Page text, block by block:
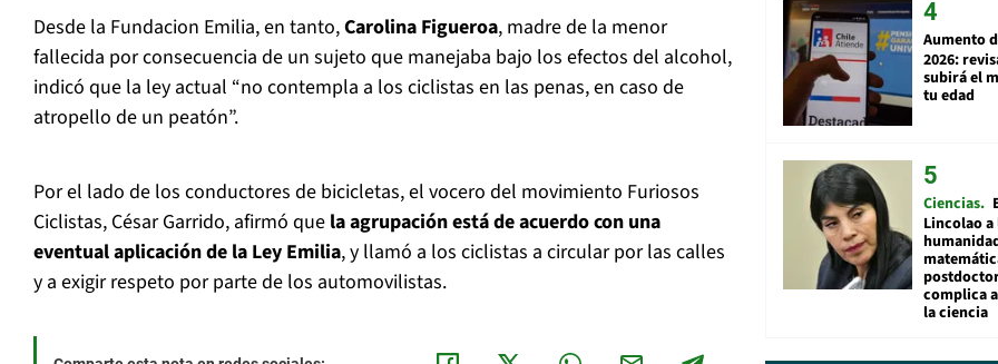
Desde la Fundacion Emilia, en tanto,Carolina Figueroa, madre de la menor
fallecida por consecuencia de un sujeto que manejaba bajo los efectos del alcohol,
indicó que la ley actual “no contempla a los ciclistas en las penas, en caso de
atropello de un peatón”.
Por el lado de los conductores de bicicletas, el vocero del movimiento Furiosos
Ciclistas, César Garrido, afirmó que la agrupación está de acuerdo con una
eventual aplicación de la Ley Emilia, y llamó a los ciclistas a circular por las calles
y a exigir respeto por parte de los automovilistas.
Aumento
2026:
subirá el
tu edad
Ciencias
Lincolao a
complica
la ciencia